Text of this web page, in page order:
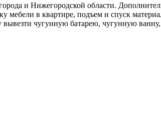
и Нижегородской области.
мебели в квартире, подъем и спуск
чугунную батарею, чугунную